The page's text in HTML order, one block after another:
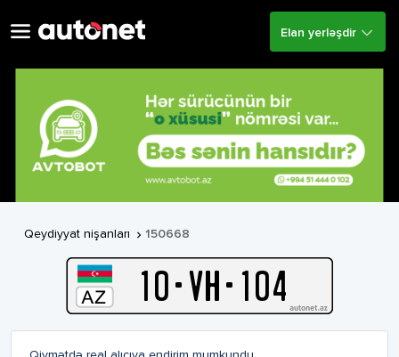
Elan yerləşdir
Qeydiyyat nişanları  150668
10-VH- 104